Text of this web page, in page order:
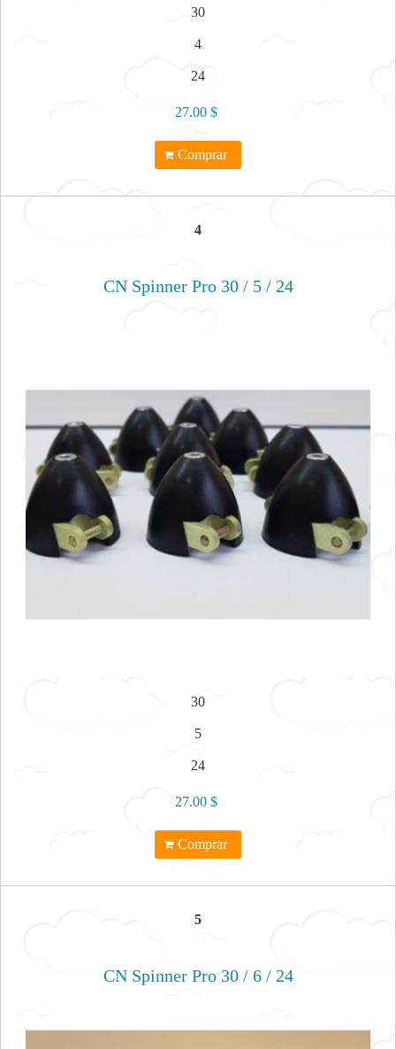
30
4
24
27.00 $
Comprar
4
CN Spinner Pro 30 / 5 / 24
30
5
24
27.00 $
Comprar
5
CN Spinner Pro 30 / 6 / 24